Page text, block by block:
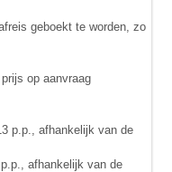
geboekt te worden, zo
op aanvraag
p.p., afhankelijk van de
afhankelijk van de